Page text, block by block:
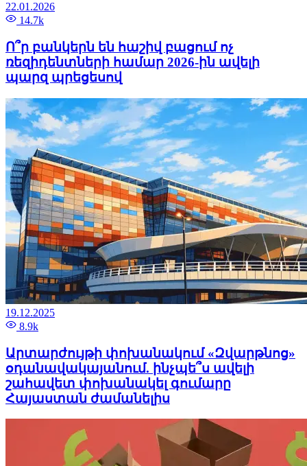
22.01.2026
14.7k
Ո՞ր բանկերն են հաշիվ բացում ոչ
ռեզիդենտների համար 2026-ին ավելի
պարզ պրեցեսով
19.12.2025
8.9k
Արտարժույթի փոխանակում «Զվարթնոց»
օդանավակայանում. ինչպե՞ս ավելի
շահավետ փոխանակել գումարը
Հայաստան ժամանելիս